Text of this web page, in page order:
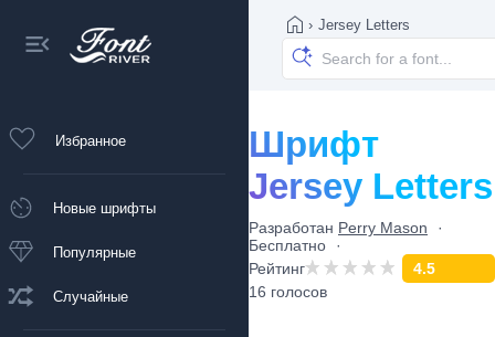
Избранное
Новые шрифты
Популярные
Случайные
› Jersey Letters
Шрифт
Jersey Letters
Разработан Perry Mason
Бесплатно
Рейтинг
4.5
16 голосов